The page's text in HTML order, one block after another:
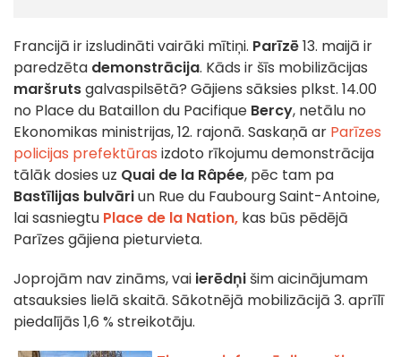
Francijā ir izsludināti vairāki mītiņi. Parīzē13. maijā ir
paredzēta demonstrācija. Kāds ir šīs mobilizācijas
maršrutsgalvaspilsētā? Gājiens sāksies plkst. 14.00
no Place du Bataillon du Pacifique Bercy, netālu no
Ekonomikas ministrijas, 12. rajonā. Saskaņā ar Parīzes
policijas prefektūras izdoto rīkojumu demonstrācija
tālāk dosies uz Quai de la Râpée, pēc tam pa
Bastīlijas bulvāriun Rue du Faubourg Saint-Antoine,
lai sasniegtu Place de la Nation, kas būs pēdējā
Parīzes gājiena pieturvieta.
Joprojām nav zināms, vai ierēdņi šim aicinājumam
atsauksies lielā skaitā. Sākotnējā mobilizācijā 3. aprīlī
piedalījās 1,6 % streikotāju.